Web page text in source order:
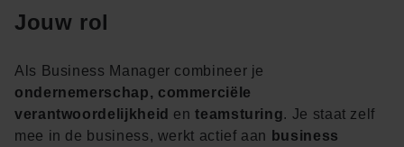
Jouw rol
Als Business Manager combineer je
ondernemerschap, commerciële
verantwoordelijkheid enteamsturing. Je staat zelf
mee in de business, werkt actief aan business